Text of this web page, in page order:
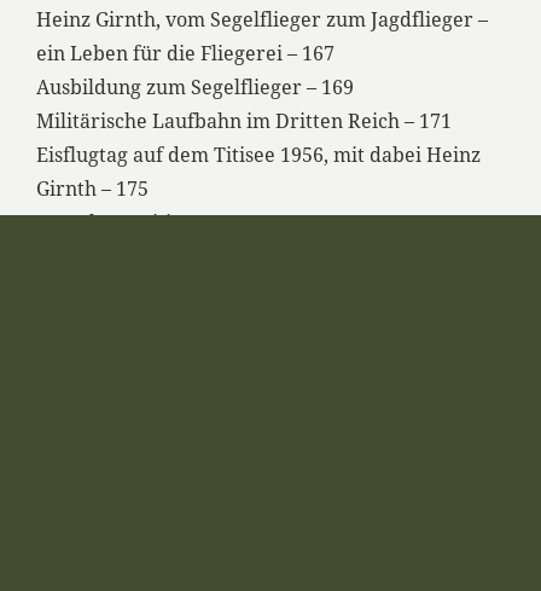
Heinz Girnth, vom Segelflieger zum Jagdflieger –
ein Leben für die Fliegerei – 167
Ausbildung zum Segelflieger – 169
Militärische Laufbahn im Dritten Reich – 171
Eisflugtag auf dem Titisee 1956, mit dabei Heinz
Girnth – 175
Besuch am Titisee – 177